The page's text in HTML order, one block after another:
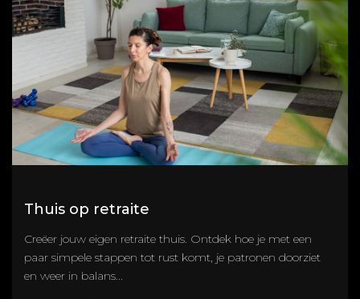
Thuis op retraite
Creëer jouw eigen retraite thuis. Ontdek hoe je met een
paar simpele stappen tot rust komt, je patronen doorziet
en weer in balans...